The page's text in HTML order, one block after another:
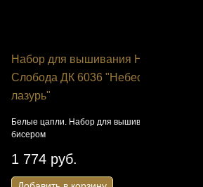
вышивания Нова
ДК 6036 "Небесная
Набор для вышивания